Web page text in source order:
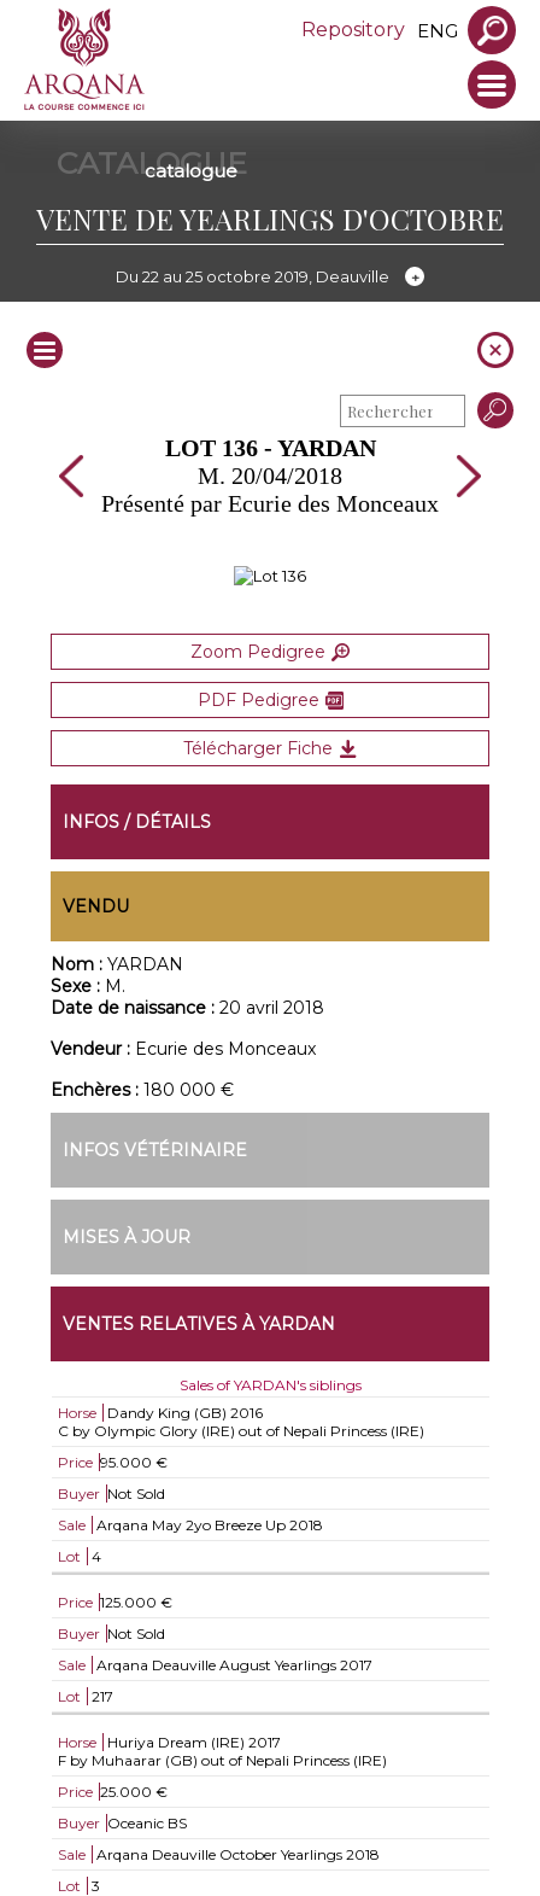
Repository ENG
CATALOGUE
catalogue
VENTE DE YEARLINGS D'OCTOBRE
Du 22 au 25 octobre 2019, Deauville
LOT 136 - YARDAN
M. 20/04/2018
Présenté par Ecurie des Monceaux
Zoom Pedigree
PDF Pedigree
Télécharger Fiche
INFOS / DÉTAILS
VENDU
Nom :YARDAN
Sexe : M.
Date de naissance :20 avril 2018
Vendeur : Ecurie des Monceaux
Enchères :180 000 €
INFOS VÉTÉRINAIRE
MISES À JOUR
VENTES RELATIVES À YARDAN
Sales of YARDAN's siblings
Horse
Dandy King (GB) 2016
C by Olympic Glory (IRE) out of Nepali Princess (IRE)
Price 95.000 €
Buyer Not Sold
Sale
Arqana May 2yo Breeze Up 2018
Lot
4
Price 125.000 €
Buyer Not Sold
Sale
Arqana Deauville August Yearlings 2017
Lot
217
Horse Huriya Dream (IRE) 2017
F by Muhaarar (GB) out of Nepali Princess (IRE)
Price 25.000 €
Buyer Oceanic BS
Sale
Arqana Deauville October Yearlings 2018
Lot
3